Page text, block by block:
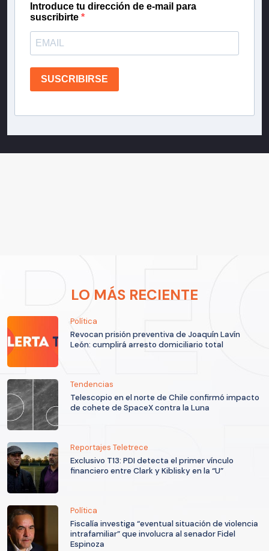
Introduce tu dirección de e-mail para
suscribirte
SUSCRIBIRSE
LO MÁS RECIENTE
Política
Revocan prisión preventiva de Joaquín Lavín
León: cumplirá arresto domiciliario total
Tendencias
Telescopio en el norte de Chile confirmó impacto
de cohete de SpaceX contra la Luna
Reportajes Teletrece
Exclusivo T13: PDI detecta el primer vínculo
financiero entre Clark y Kiblisky en la “U”
Política
Fiscalía investiga “eventual situación de violencia
intrafamiliar” que involucra al senador Fidel
Espinoza